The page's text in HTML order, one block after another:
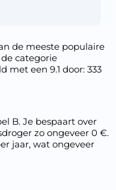
de meeste populaire
categorie
met een 9.1 door: 333
B. Je bespaart over
zo ongeveer 0 €.
jaar, wat ongeveer